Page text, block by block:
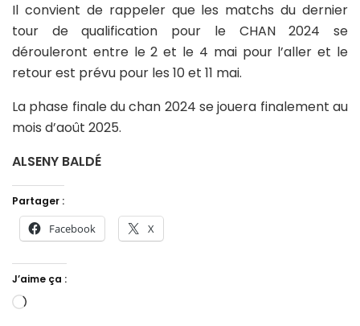
Il convient de rappeler que les matchs du dernier
tour de qualification pour le CHAN 2024 se
dérouleront entre le 2 et le 4 mai pour l’aller et le
retour est prévu pour les 10 et 11 mai.
La phase finale du chan 2024 se jouera finalement au
mois d’août 2025.
ALSENY BALDÉ
Partager :
Facebook X
J’aime ça :
Chargement…